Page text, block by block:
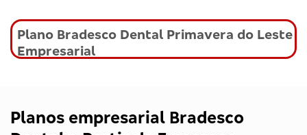
Plano Bradesco Dental Primavera do Leste
Empresarial
Planos empresarial Bradesco